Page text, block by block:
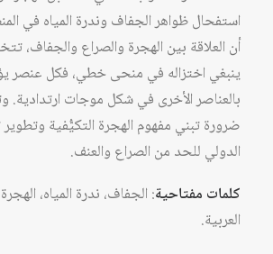
استفحال ظواهر الجفاف وندرة المياه في
أن العلاقة بين الهجرة والصراع والجفاف،
ينبغي اختزاله في منحى خطي، فكل عنصر
بالعناصر الأخرى في شكل موجات ارتدادية.
ضرورة تبني مفهوم الهجرة التكيُّفية
الدولي للحد من الصراع والعنف.
كلمات مفتاحية: الجفاف، ندرة المياه،
العربية.